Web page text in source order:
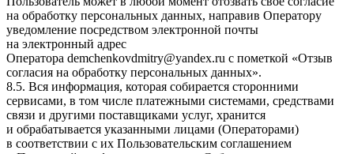
на обработку персональных данных, направив Оператору
уведомление посредством электронной почты
на электронный адрес
Оператора demchenkovdmitry@yandex.ru с пометкой «Отзыв
согласия на обработку персональных данных».
8.5. Вся информация, которая собирается сторонними
сервисами, в том числе платежными системами, средствами
связи и другими поставщиками услуг, хранится
и обрабатывается указанными лицами (Операторами)
в соответствии с их Пользовательским соглашением